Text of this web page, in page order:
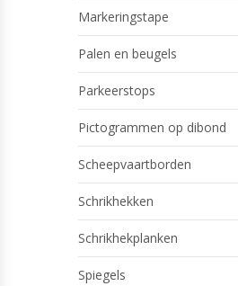
Markeringstape
Palen en beugels
Parkeerstops
Pictogrammen op dibond
Scheepvaartborden
Schrikhekken
Schrikhekplanken
Spiegels